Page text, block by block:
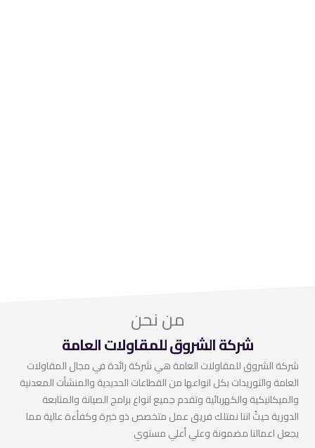
من نحن
شركة الشروق للمقاولات العامة
شركة الشروق للمقاولات العامة هي شركة رائدة في مجال المقاولات
العامة والتوريدات بكل انواعها من القطاعات الحديدية والمنشأت المعدنية
والميكانيكية والكهربائية وتقدم جميع انواع برامج الصيانة والمتابعة
الدورية حيثُ اننا نمتلك فريق عمل متخصص ذو خبرة وكفأءة عالية مما
يجعل اعمالنا مضمونة وعلي أعلي مستوي